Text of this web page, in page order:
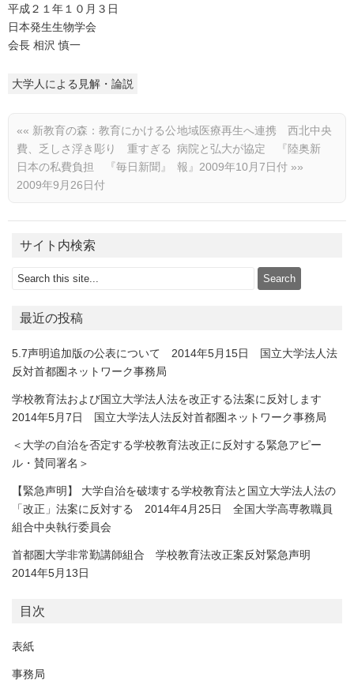
平成２１年１０月３日
日本発生生物学会
会長 相沢 慎一
大学人による見解・論説
«« 新教育の森：教育にかける公
費、乏しさ浮き彫り 重すぎる
日本の私費負担 『毎日新聞』
2009年9月26日付
地域医療再生へ連携 西北中央
病院と弘大が協定 『陸奥新
報』2009年10月7日付 »»
サイト内検索
最近の投稿
5.7声明追加版の公表について 2014年5月15日 国立大学法人法
反対首都圏ネットワーク事務局
学校教育法および国立大学法人法を改正する法案に反対します
2014年5月7日 国立大学法人法反対首都圏ネットワーク事務局
＜大学の自治を否定する学校教育法改正に反対する緊急アピー
ル・賛同署名＞
【緊急声明】 大学自治を破壊する学校教育法と国立大学法人法の
「改正」法案に反対する 2014年4月25日 全国大学高専教職員
組合中央執行委員会
首都圏大学非常勤講師組合 学校教育法改正案反対緊急声明
2014年5月13日
目次
表紙
事務局